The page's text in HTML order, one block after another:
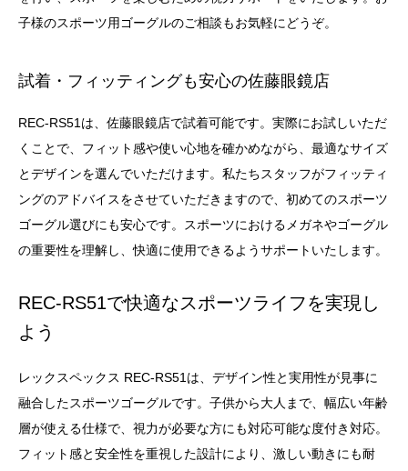
子様のスポーツ用ゴーグルのご相談もお気軽にどうぞ。
試着・フィッティングも安心の佐藤眼鏡店
REC-RS51は、佐藤眼鏡店で試着可能です。実際にお試しいただ
くことで、フィット感や使い心地を確かめながら、最適なサイズ
とデザインを選んでいただけます。私たちスタッフがフィッティ
ングのアドバイスをさせていただきますので、初めてのスポーツ
ゴーグル選びにも安心です。スポーツにおけるメガネやゴーグル
の重要性を理解し、快適に使用できるようサポートいたします。
REC-RS51で快適なスポーツライフを実現し
よう
レックスペックス REC-RS51は、デザイン性と実用性が見事に
融合したスポーツゴーグルです。子供から大人まで、幅広い年齢
層が使える仕様で、視力が必要な方にも対応可能な度付き対応。
フィット感と安全性を重視した設計により、激しい動きにも耐